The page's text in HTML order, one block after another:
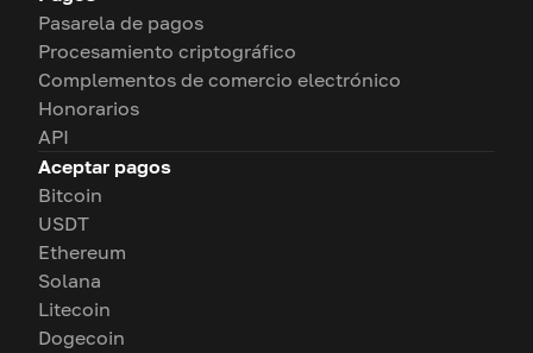
Pasarela de pagos
Procesamiento criptográfico
Complementos de comercio electrónico
Honorarios
API
Aceptar pagos
Bitcoin
USDT
Ethereum
Solana
Litecoin
Dogecoin